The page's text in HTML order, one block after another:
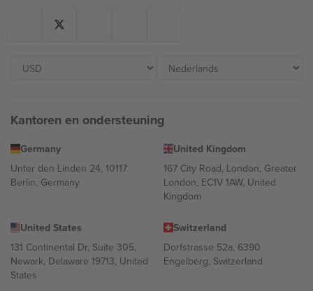
Kantoren en ondersteuning
Germany
Unter den Linden 24, 10117
Berlin, Germany
United Kingdom
167 City Road, London, Greater
London, EC1V 1AW, United
Kingdom
United States
131 Continental Dr, Suite 305,
Newark, Delaware 19713, United
States
Switzerland
Dorfstrasse 52a, 6390
Engelberg, Switzerland